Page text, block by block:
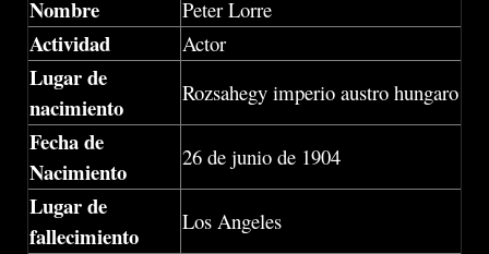
Nombre Peter Lorre
Actividad Actor
Lugar de
nacimiento
Rozsahegy imperio austro hungaro
Fecha de
Nacimiento
26 de junio de 1904
Lugar de
fallecimiento
Los Angeles